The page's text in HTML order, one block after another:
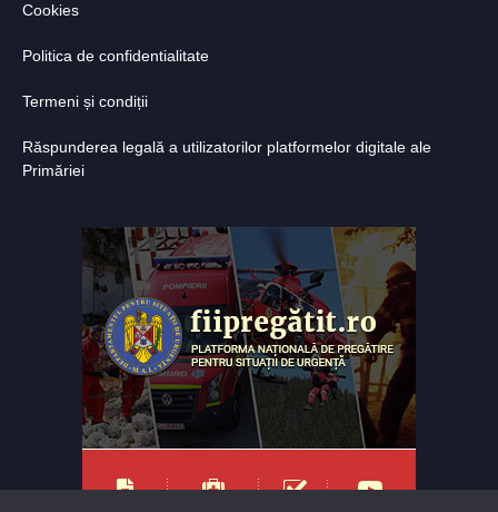
Cookies
Politica de confidentialitate
Termeni și condiții
Răspunderea legală a utilizatorilor platformelor digitale ale
Primăriei